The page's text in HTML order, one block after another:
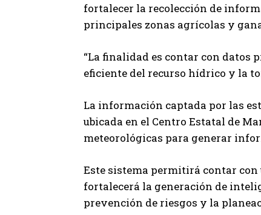
fortalecer la recolección de
principales zonas agrícolas y
“La finalidad es contar con datos
eficiente del recurso hídrico y la
La información captada por las
ubicada en el Centro Estatal de
meteorológicas para generar
Este sistema permitirá contar
fortalecerá la generación de
prevención de riesgos y la